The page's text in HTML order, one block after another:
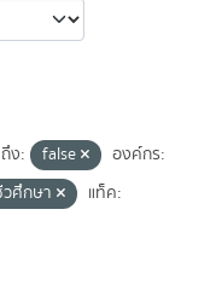
ง: false
องค์กร:
วศึกษา
แท็ค: